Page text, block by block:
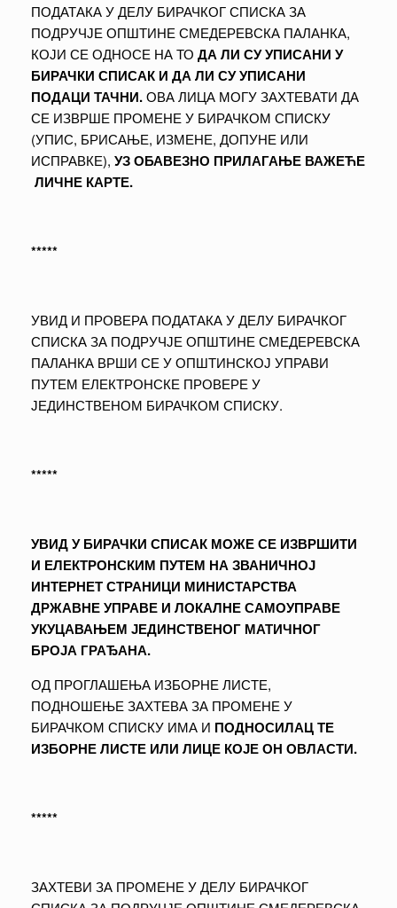
ПОДАТАКА У ДЕЛУ БИРАЧКОГ СПИСКА ЗА
ПОДРУЧЈЕ ОПШТИНЕ СМЕДЕРЕВСКА ПАЛАНКА,
КОЈИ СЕ ОДНОСЕ НА ТО ДА ЛИ СУ УПИСАНИ У
БИРАЧКИ СПИСАК И ДА ЛИ СУ УПИСАНИ
ПОДАЦИ ТАЧНИ.ОВА ЛИЦА МОГУ ЗАХТЕВАТИ ДА
СЕ ИЗВРШЕ ПРОМЕНЕ У БИРАЧКОМ СПИСКУ
(УПИС, БРИСАЊЕ, ИЗМЕНЕ, ДОПУНЕ ИЛИ
ИСПРАВКЕ), УЗ ОБАВЕЗНО ПРИЛАГАЊЕ ВАЖЕЋЕ
ЛИЧНЕ КАРТЕ.
*****
УВИД И ПРОВЕРА ПОДАТАКА У ДЕЛУ БИРАЧКОГ
СПИСКА ЗА ПОДРУЧЈЕ ОПШТИНЕ СМЕДЕРЕВСКА
ПАЛАНКА ВРШИ СЕ У ОПШТИНСКОЈ УПРАВИ
ПУТЕМ ЕЛЕКТРОНСКЕ ПРОВЕРЕ У
ЈЕДИНСТВЕНОМ БИРАЧКОМ СПИСКУ.
*****
УВИД У БИРАЧКИ СПИСАК МОЖЕ СЕ ИЗВРШИТИ
И ЕЛЕКТРОНСКИМ ПУТЕМ НА ЗВАНИЧНОЈ
ИНТЕРНЕТ СТРАНИЦИ МИНИСТАРСТВА
ДРЖАВНЕ УПРАВЕ И ЛОКАЛНЕ САМОУПРАВЕ
УКУЦАВАЊЕМ ЈЕДИНСТВЕНОГ МАТИЧНОГ
БРОЈА ГРАЂАНА.
ОД ПРОГЛАШЕЊА ИЗБОРНЕ ЛИСТЕ,
ПОДНОШЕЊЕ ЗАХТЕВА ЗА ПРОМЕНЕ У
БИРАЧКОМ СПИСКУ ИМА И ПОДНОСИЛАЦ ТЕ
ИЗБОРНЕ ЛИСТЕ ИЛИ ЛИЦЕ КОЈЕ ОН ОВЛАСТИ.
*****
ЗАХТЕВИ ЗА ПРОМЕНЕ У ДЕЛУ БИРАЧКОГ